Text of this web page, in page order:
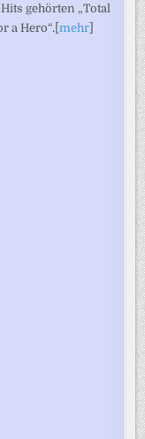
gehörten „Total
a Hero“.[mehr]